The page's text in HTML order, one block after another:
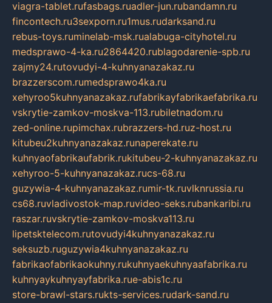
viagra-tablet.rufasbags.ruadler-jun.rubandamn.ru
fincontech.ru3sexporn.ru1mus.rudarksand.ru
rebus-toys.ruminelab-msk.rualabuga-cityhotel.ru
medsprawo-4-ka.ru2864420.rublagodarenie-spb.ru
zajmy24.rutovudyi-4-kuhnyanazakaz.ru
brazzerscom.rumedsprawo4ka.ru
xehyroo5kuhnyanazakaz.rufabrikayfabrikaefabrika.ru
vskrytie-zamkov-moskva-113.rubiletnadom.ru
zed-online.rupimchax.rubrazzers-hd.ruz-host.ru
kitubeu2kuhnyanazakaz.runaperekate.ru
kuhnyaofabrikaufabrik.rukitubeu-2-kuhnyanazakaz.ru
xehyroo-5-kuhnyanazakaz.rucs-68.ru
guzywia-4-kuhnyanazakaz.rumir-tk.ruvlknrussia.ru
cs68.ruvladivostok-map.ruvideo-seks.rubankaribi.ru
raszar.ruvskrytie-zamkov-moskva113.ru
lipetsktelecom.rutovudyi4kuhnyanazakaz.ru
seksuzb.ruguzywia4kuhnyanazakaz.ru
fabrikaofabrikaokuhny.rukuhnyaekuhnyaafabrika.ru
kuhnyaykuhnyayfabrika.rue-abis1c.ru
store-brawl-stars.rukts-services.rudark-sand.ru